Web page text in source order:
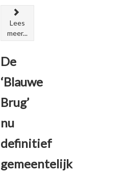
Lees
meer...
De
‘Blauwe
Brug’
nu
definitief
gemeentelijk